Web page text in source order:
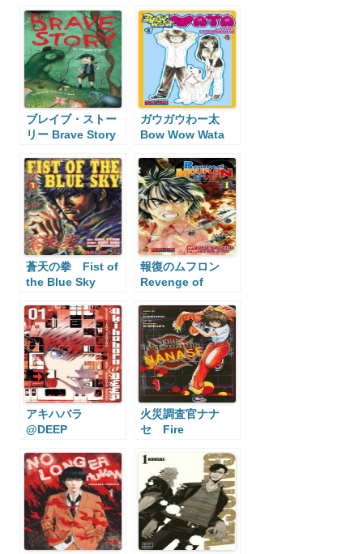
ブレイブ・ストー
リー Brave Story
ガウガウわー太
Bow Wow Wata
蒼天の拳 Fist of
the Blue Sky
報復のムフロン
Revenge of
アキハバラ
@DEEP
火災調査官ナナ
セ Fire
Nanase